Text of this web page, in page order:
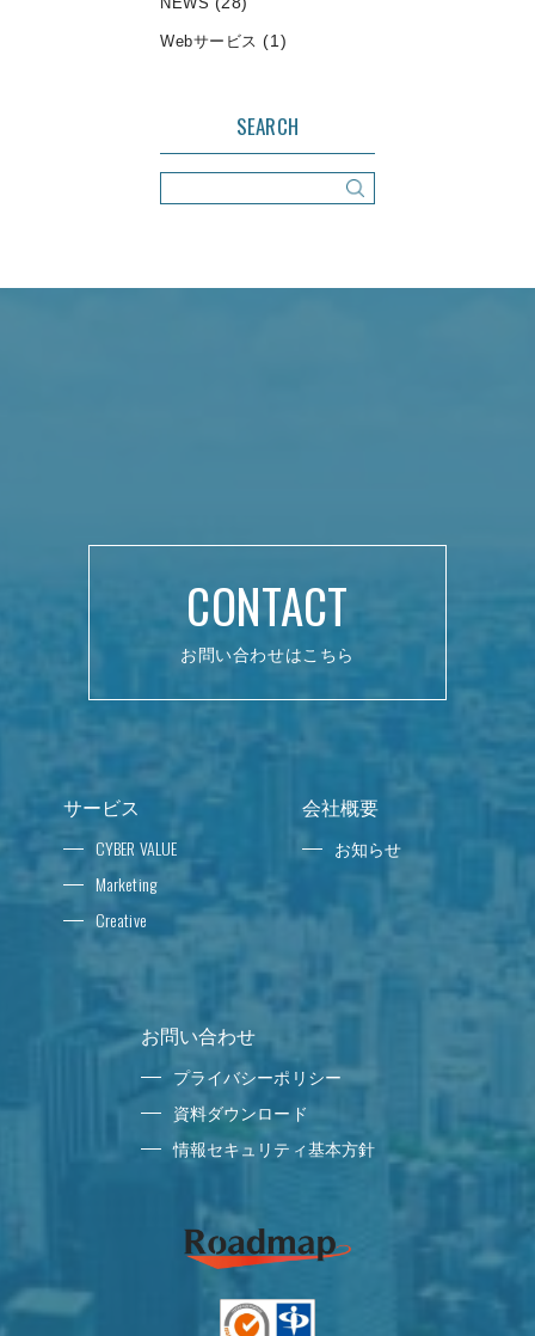
Webサービス (1)
SEARCH
CONTACT
お問い合わせはこちら
サービス
CYBER VALUE
Marketing
Creative
会社概要
お知らせ
お問い合わせ
プライバシーポリシー
資料ダウンロード
情報セキュリティ基本方針